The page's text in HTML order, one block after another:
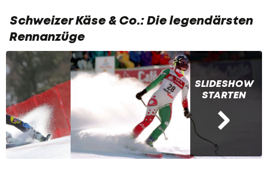
Schweizer Käse & Co.: Die legendärsten
Rennanzüge
SLIDESHOW
STARTEN